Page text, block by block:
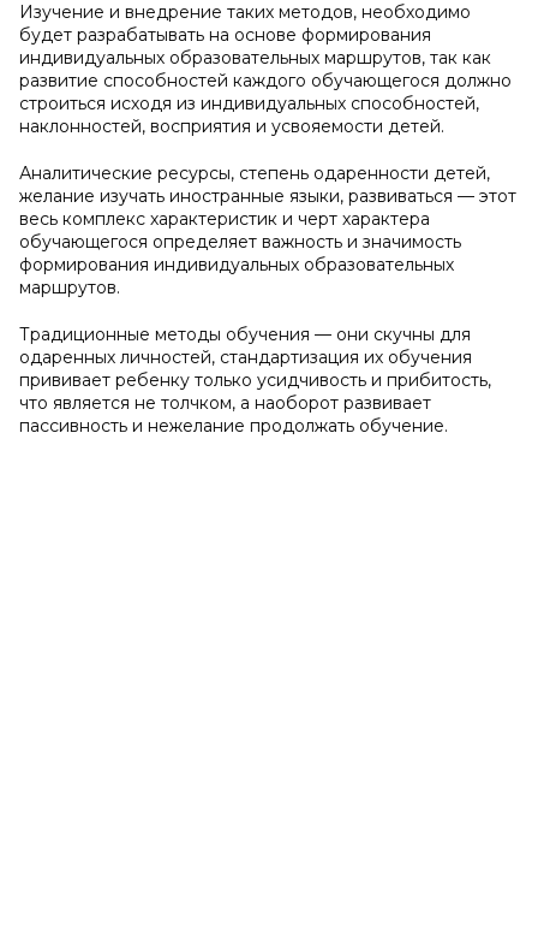
Изучение и внедрение таких методов, необходимо
будет разрабатывать на основе формирования
индивидуальных образовательных маршрутов, так как
развитие способностей каждого обучающегося должно
строиться исходя из индивидуальных способностей,
наклонностей, восприятия и усвояемости детей.
Аналитические ресурсы, степень одаренности детей,
желание изучать иностранные языки, развиваться — этот
весь комплекс характеристик и черт характера
обучающегося определяет важность и значимость
формирования индивидуальных образовательных
маршрутов.
Традиционные методы обучения — они скучны для
одаренных личностей, стандартизация их обучения
прививает ребенку только усидчивость и прибитость,
что является не толчком, а наоборот развивает
пассивность и нежелание продолжать обучение.